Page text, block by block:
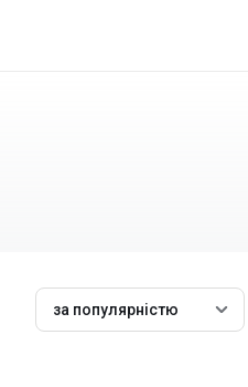
за популярністю